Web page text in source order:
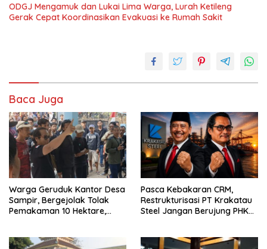
ODGJ Mengamuk dan Lukai Lima Warga, Lurah Ketileng
Gerak Cepat Koordinasikan Evakuasi ke Rumah Sakit
Baca Juga
Warga Geruduk Kantor Desa
Sampir, Bergejolak Tolak
Pemakaman 10 Hektare,
Pasca Kebakaran CRM,
Restrukturisasi PT Krakatau
Steel Jangan Berujung PHK